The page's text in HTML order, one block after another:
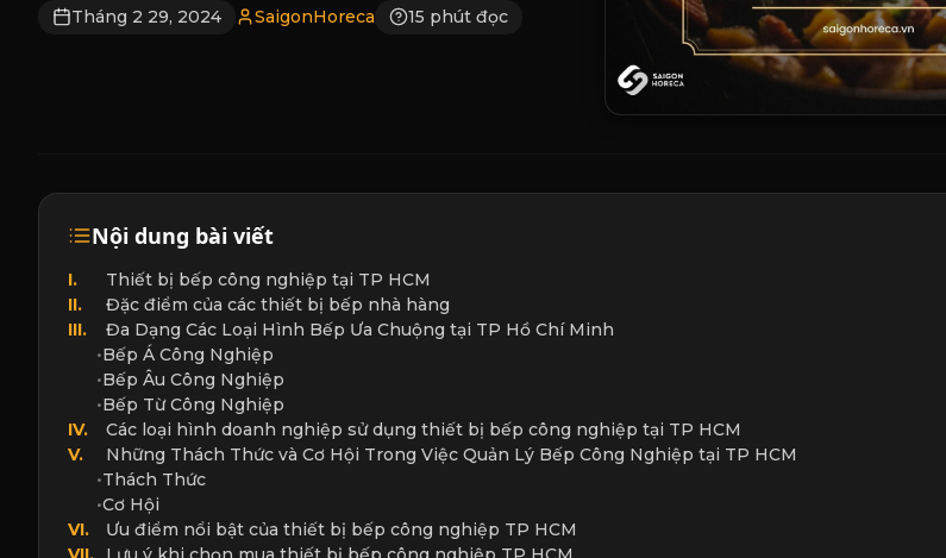
Tháng 2 29, 2024 SaigonHoreca 15 phút đọc
Nội dung bài viết
I.
Thiết bị bếp công nghiệp tại TP HCM
II.
Đặc điểm của các thiết bị bếp nhà hàng
III.
Đa Dạng Các Loại Hình Bếp Ưa Chuộng tại TP Hồ Chí Minh
•Bếp Á Công Nghiệp
•Bếp Âu Công Nghiệp
•Bếp Từ Công Nghiệp
IV.
Các loại hình doanh nghiệp sử dụng thiết bị bếp công nghiệp tại TP HCM
V.
Những Thách Thức và Cơ Hội Trong Việc Quản Lý Bếp Công Nghiệp tại TP HCM
•Thách Thức
•Cơ Hội
VI.
Ưu điểm nổi bật của thiết bị bếp công nghiệp TP HCM